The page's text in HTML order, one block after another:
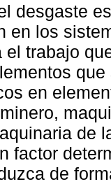
desgaste
en los
el trabajo
en
de
factor
de